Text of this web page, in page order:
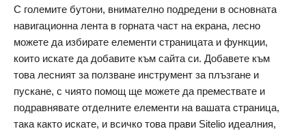
С големите бутони, внимателно подредени в основната
навигационна лента в горната част на екрана, лесно
можете да избирате елементи страницата и функции,
които искате да добавите към сайта си. Добавете към
това лесният за ползване инструмент за плъзгане и
пускане, с чиято помощ ще можете да премествате и
подравнявате отделните елементи на вашата страница,
така както искате, и всичко това прави Sitelio идеалния,